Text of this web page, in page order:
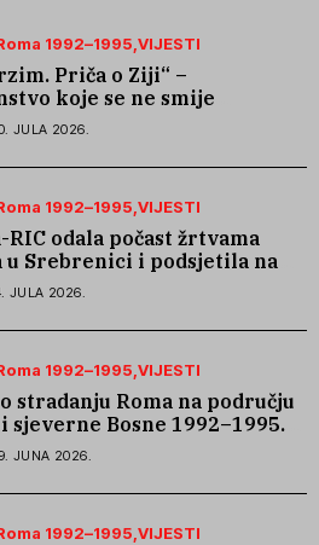
1992–1995 VIJESTI
Priča o Ziji“ –
koje se ne smije
JULA 2026.
1992–1995 VIJESTI
RIC odala počast žrtvama
u Srebrenici i podsjetila na
iz Skočića
JULA 2026.
1992–1995 VIJESTI
stradanju Roma na području
sjeverne Bosne 1992–1995.
JUNA 2026.
1992–1995 VIJESTI